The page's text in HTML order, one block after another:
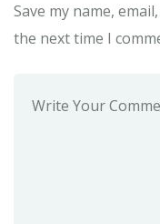
Save my name,
the next time I